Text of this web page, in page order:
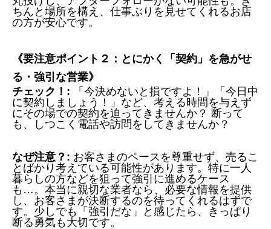
ちんと場所を構え、仕事ぶりを見せてくれるお店
の方が安心です。
《要注意ポイント２：とにかく「契約」を急がせ
る・強引な営業》
チェック！: 「今決めないと損ですよ！」「今日中
に契約しましょう！」など、考える時間を与えず
にその場での契約を迫ってきませんか？ 断って
も、しつこく電話や訪問をしてきませんか？
なぜ注意？: お客さまのペースを尊重せず、売るこ
とばかり考えている可能性があります。特に一人
暮らしの方などを狙って強引に進めるケース
も…。本当に親切な業者なら、必要な情報を提供
し、お客さまが決断するのを待ってくれるはずで
す。少しでも「強引だな」と感じたら、きっぱり
断る勇気も大切です。